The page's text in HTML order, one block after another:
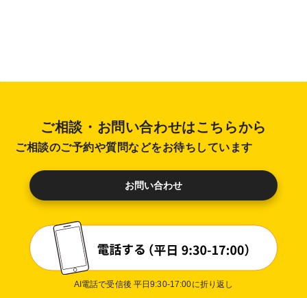
ご相談・お問い合わせはこちらから
ご相談のご予約や質問などをお待ちしています
お問い合わせ
AI電話で受信後 平日9:30-17:00に折り返し